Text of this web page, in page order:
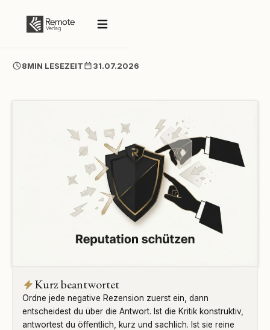
8MIN LESEZEIT 31.07.2026
Kurz beantwortet
Ordne jede negative Rezension zuerst ein, dann
entscheidest du über die Antwort. Ist die Kritik konstruktiv,
antwortest du öffentlich, kurz und sachlich. Ist sie reine